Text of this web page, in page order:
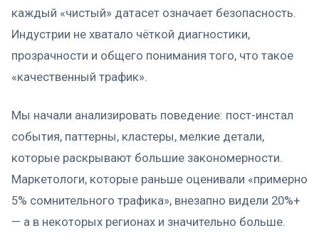
каждый «чистый» датасет означает безопасность.
Индустрии не хватало чёткой диагностики,
прозрачности и общего понимания того, что такое
«качественный трафик».
Мы начали анализировать поведение: пост-инстал
события, паттерны, кластеры, мелкие детали,
которые раскрывают большие закономерности.
Маркетологи, которые раньше оценивали «примерно
5% сомнительного трафика», внезапно видели 20%+
— а в некоторых регионах и значительно больше.